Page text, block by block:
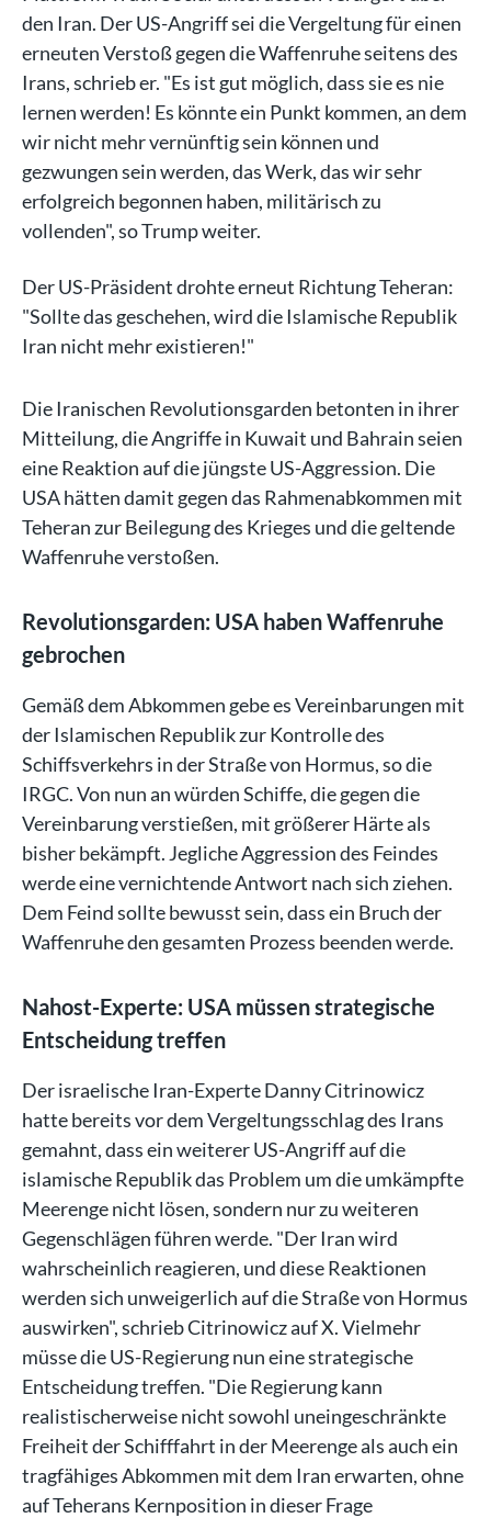
den Iran. Der US-Angriff sei die Vergeltung für einen
erneuten Verstoß gegen die Waffenruhe seitens des
Irans, schrieb er. "Es ist gut möglich, dass sie es nie
lernen werden! Es könnte ein Punkt kommen, an dem
wir nicht mehr vernünftig sein können und
gezwungen sein werden, das Werk, das wir sehr
erfolgreich begonnen haben, militärisch zu
vollenden", so Trump weiter.
Der US-Präsident drohte erneut Richtung Teheran:
"Sollte das geschehen, wird die Islamische Republik
Iran nicht mehr existieren!"
Die Iranischen Revolutionsgarden betonten in ihrer
Mitteilung, die Angriffe in Kuwait und Bahrain seien
eine Reaktion auf die jüngste US-Aggression. Die
USA hätten damit gegen das Rahmenabkommen mit
Teheran zur Beilegung des Krieges und die geltende
Waffenruhe verstoßen.
Revolutionsgarden: USA haben Waffenruhe
gebrochen
Gemäß dem Abkommen gebe es Vereinbarungen mit
der Islamischen Republik zur Kontrolle des
Schiffsverkehrs in der Straße von Hormus, so die
IRGC. Von nun an würden Schiffe, die gegen die
Vereinbarung verstießen, mit größerer Härte als
bisher bekämpft. Jegliche Aggression des Feindes
werde eine vernichtende Antwort nach sich ziehen.
Dem Feind sollte bewusst sein, dass ein Bruch der
Waffenruhe den gesamten Prozess beenden werde.
Nahost-Experte: USA müssen strategische
Entscheidung treffen
Der israelische Iran-Experte Danny Citrinowicz
hatte bereits vor dem Vergeltungsschlag des Irans
gemahnt, dass ein weiterer US-Angriff auf die
islamische Republik das Problem um die umkämpfte
Meerenge nicht lösen, sondern nur zu weiteren
Gegenschlägen führen werde. "Der Iran wird
wahrscheinlich reagieren, und diese Reaktionen
werden sich unweigerlich auf die Straße von Hormus
auswirken", schrieb Citrinowicz auf X. Vielmehr
müsse die US-Regierung nun eine strategische
Entscheidung treffen. "Die Regierung kann
realistischerweise nicht sowohl uneingeschränkte
Freiheit der Schifffahrt in der Meerenge als auch ein
tragfähiges Abkommen mit dem Iran erwarten, ohne
auf Teherans Kernposition in dieser Frage